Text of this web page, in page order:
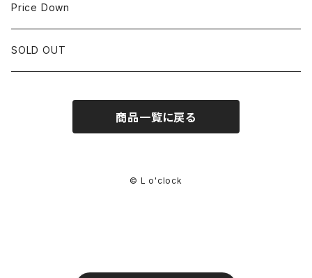
35mm~39.9mm
40mm~
HIRSCHベルト
SSブレスレット
Price Down
SOLD OUT
商品一覧に戻る
© L o'clock